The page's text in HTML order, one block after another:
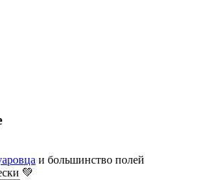
и большинство полей
💚